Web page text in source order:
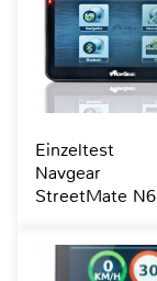
Einzeltest
Navgear
StreetMate N6